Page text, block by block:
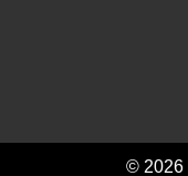
© 2026